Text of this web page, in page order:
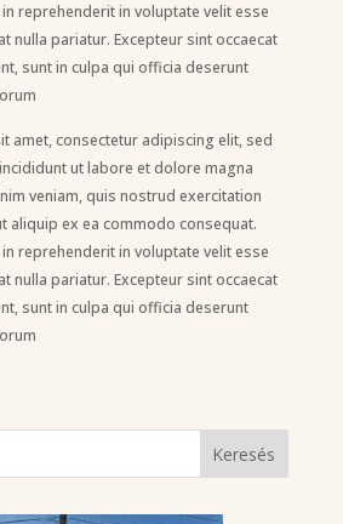
reprehenderit in voluptate velit esse
nulla pariatur. Excepteur sint occaecat
sunt in culpa qui officia deserunt
amet, consectetur adipiscing elit, sed
ut labore et dolore magna
veniam, quis nostrud exercitation
aliquip ex ea commodo consequat.
reprehenderit in voluptate velit esse
nulla pariatur. Excepteur sint occaecat
sunt in culpa qui officia deserunt